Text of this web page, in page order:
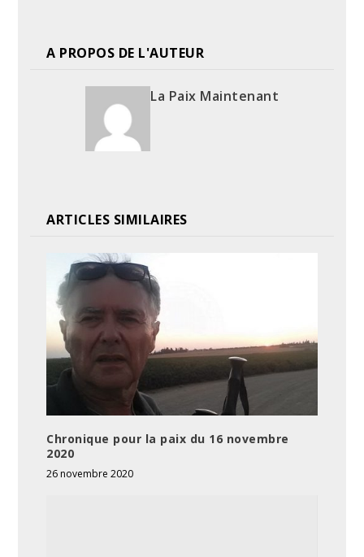
A PROPOS DE L'AUTEUR
La Paix Maintenant
ARTICLES SIMILAIRES
Chronique pour la paix du 16 novembre
2020
26 novembre 2020